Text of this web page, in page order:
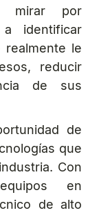
mirar por
identificar
realmente le
reducir
de sus
de
que
Con
en
de alto